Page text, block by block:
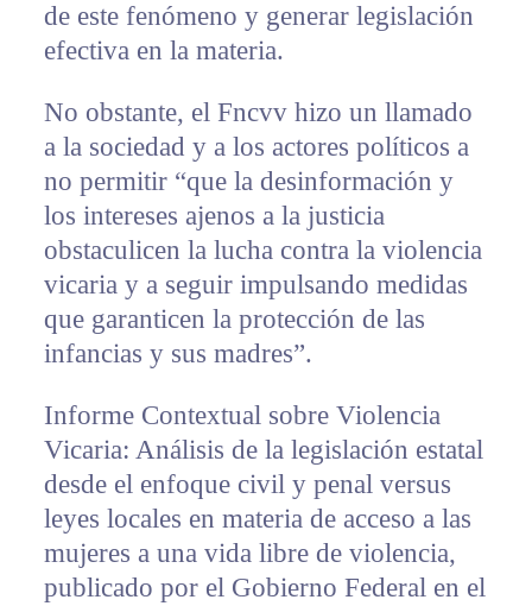
de este fenómeno y generar legislación
efectiva en la materia.
No obstante, el Fncvv hizo un llamado
a la sociedad y a los actores políticos a
no permitir “que la desinformación y
los intereses ajenos a la justicia
obstaculicen la lucha contra la violencia
vicaria y a seguir impulsando medidas
que garanticen la protección de las
infancias y sus madres”.
Informe Contextual sobre Violencia
Vicaria: Análisis de la legislación estatal
desde el enfoque civil y penal versus
leyes locales en materia de acceso a las
mujeres a una vida libre de violencia,
publicado por el Gobierno Federal en el